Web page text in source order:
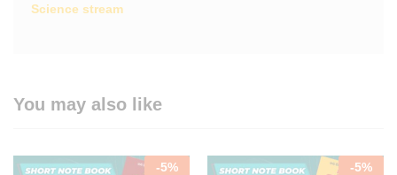
Science stream
You may also like
-5% -5%